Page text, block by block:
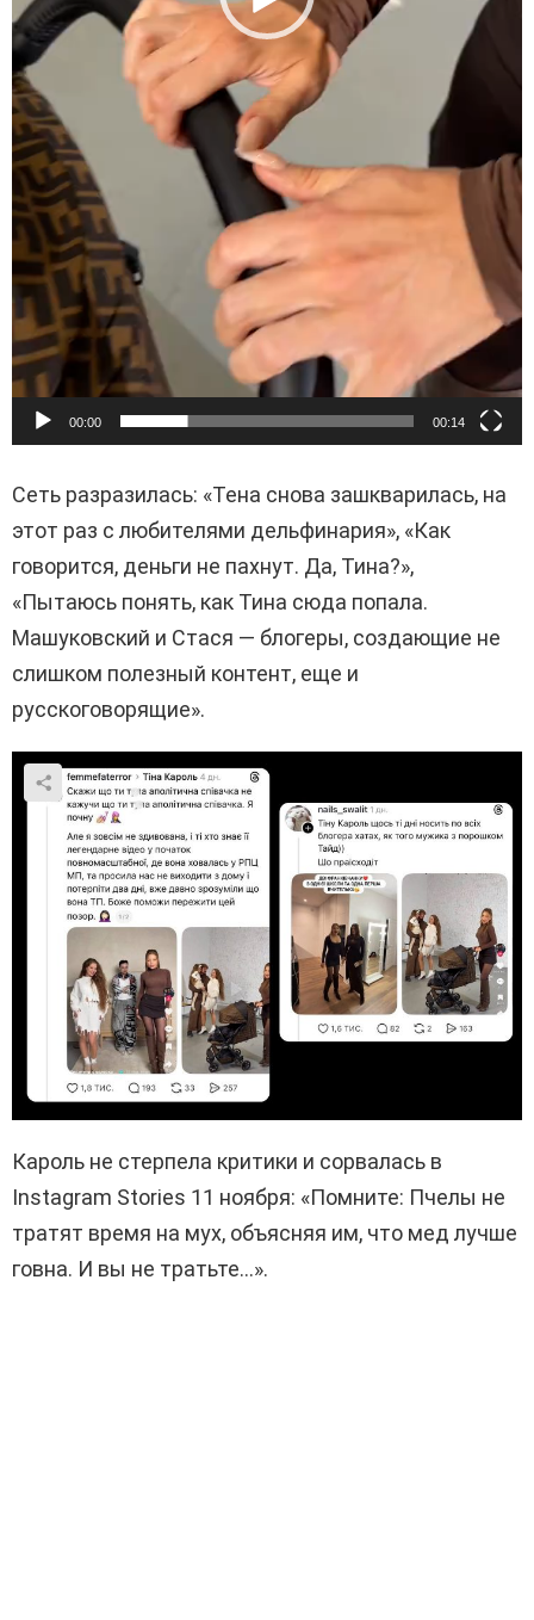
00:00 00:14
Сеть разразилась: «Тена снова зашкварилась, на
этот раз с любителями дельфинария», «Как
говорится, деньги не пахнут. Да, Тина?»,
«Пытаюсь понять, как Тина сюда попала.
Машуковский и Стася — блогеры, создающие не
слишком полезный контент, еще и
русскоговорящие».
Кароль не стерпела критики и сорвалась в
Instagram Stories 11 ноября: «Помните: Пчелы не
тратят время на мух, объясняя им, что мед лучше
говна. И вы не тратьте…».